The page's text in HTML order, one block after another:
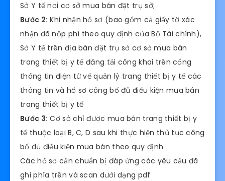
Sở Y tế nơi cơ sở mua bán đặt trụ sở;
Bước 2: Khi nhận hồ sơ (bao gồm cả giấy tờ xác
nhận đã nộp phí theo quy định của Bộ Tài chính),
Sở Y tế trên địa bàn đặt trụ sở cơ sở mua bán
trang thiết bị y tế đăng tải công khai trên cổng
thông tin điện tử về quản lý trang thiết bị y tế các
thông tin và hồ sơ công bố đủ điều kiện mua bán
trang thiết bị y tế
Bước 3: Cơ sở chỉ được mua bán trang thiết bị y
tế thuộc loại B, C, D sau khi thực hiện thủ tục công
bố đủ điều kiện mua bán theo quy định
Các hồ sơ cần chuẩn bị đáp ứng các yêu cầu đã
ghi phía trên và scan dưới dạng pdf